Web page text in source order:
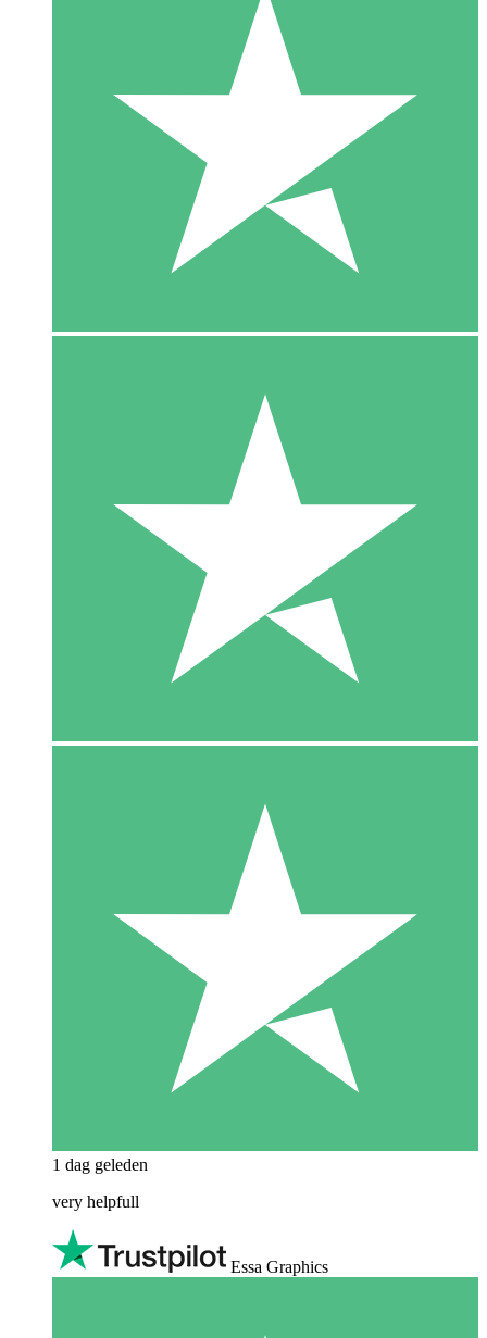
1 dag geleden
very helpfull
Essa Graphics